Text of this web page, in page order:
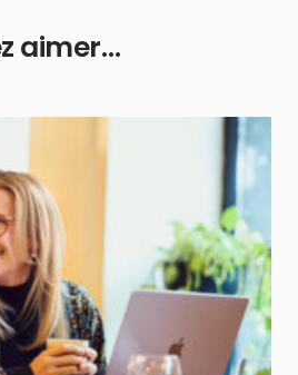
aimer…